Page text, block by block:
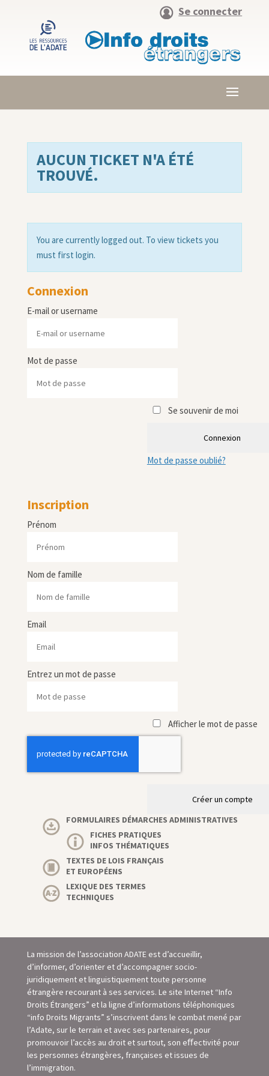
Se connecter
AUCUN TICKET N'A ÉTÉ
TROUVÉ.
You are currently logged out. To view tickets you
must first login.
Connexion
E-mail or username
Mot de passe
Se souvenir de moi
Connexion
Mot de passe oublié?
Inscription
Prénom
Nom de famille
Email
Entrez un mot de passe
Afficher le mot de passe
Créer un compte
FORMULAIRES DÉMARCHES ADMINISTRATIVES
FICHES PRATIQUES
INFOS THÉMATIQUES
TEXTES DE LOIS FRANÇAIS
ET EUROPÉENS
LEXIQUE DES TERMES
TECHNIQUES
La mission de l’association ADATE est d’accueillir,
d’informer, d’orienter et d’accompagner socio-
juridiquement et linguistiquement toute personne
étrangère recourant à ses services. Le site Internet “Info
Droits Étrangers” et la ligne d’informations téléphoniques
“info Droits Migrants” s’inscrivent dans le combat mené par
l’Adate, sur le terrain et avec ses partenaires, pour
promouvoir l’accès au droit et surtout, son eﬀectivité pour
les personnes étrangères, françaises et issues de
l’immigration.